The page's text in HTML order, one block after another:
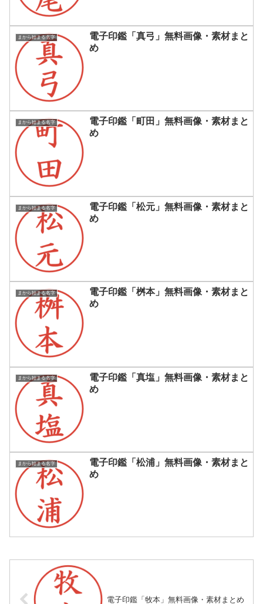
まから始まる名字
電子印鑑「真弓」無料画像・素材まと
め
まから始まる名字
電子印鑑「町田」無料画像・素材まと
め
まから始まる名字
電子印鑑「松元」無料画像・素材まと
め
まから始まる名字
電子印鑑「桝本」無料画像・素材まと
め
まから始まる名字
電子印鑑「真塩」無料画像・素材まと
め
まから始まる名字
電子印鑑「松浦」無料画像・素材まと
め
電子印鑑「牧本」無料画像・素材まとめ